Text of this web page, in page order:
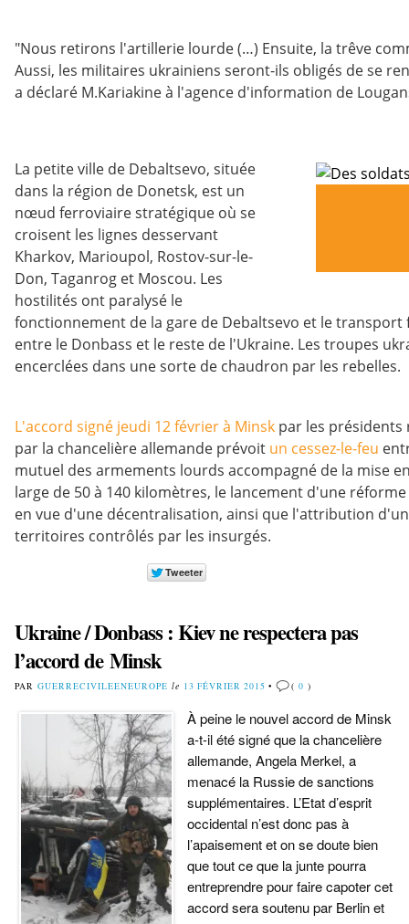
"Nous retirons l'artillerie lourde (…) Ensuite, la trêve
Aussi, les militaires ukrainiens seront-ils obligés de se
a déclaré M.Kariakine à l'agence d'information de
La petite ville de Debaltsevo, située
dans la région de Donetsk, est un
nœud ferroviaire stratégique où se
croisent les lignes desservant
Kharkov, Marioupol, Rostov-sur-le-
Don, Taganrog et Moscou. Les
hostilités ont paralysé le
fonctionnement de la gare de Debaltsevo et le
entre le Donbass et le reste de l'Ukraine. Les troupes
encerclées dans une sorte de chaudron par les rebelles.
L'accord signé jeudi 12 février à Minsk par les présidents
par la chancelière allemande prévoit un cessez-le-feu
mutuel des armements lourds accompagné de la mise
large de 50 à 140 kilomètres, le lancement d'une
en vue d'une décentralisation, ainsi que l'attribution
territoires contrôlés par les insurgés.
Ukraine / Donbass : Kiev ne respectera pas
l’accord de Minsk
PAR GUERRECIVILEENEUROPE le 13 FÉVRIER 2015 • ( 0 )
À peine le nouvel accord de Minsk
a-t-il été signé que la chancelière
allemande, Angela Merkel, a
menacé la Russie de sanctions
supplémentaires. L’Etat d’esprit
occidental n’est donc pas à
l’apaisement et on se doute bien
que tout ce que la junte pourra
entreprendre pour faire capoter cet
accord sera soutenu par Berlin et